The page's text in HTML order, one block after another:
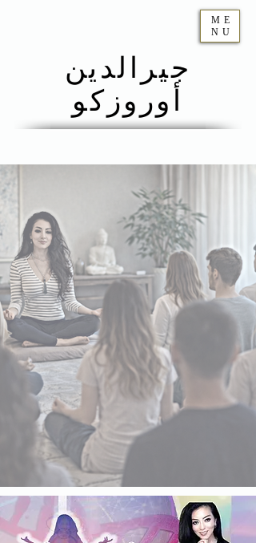
جيرالدين
أوروزكو
ME
NU